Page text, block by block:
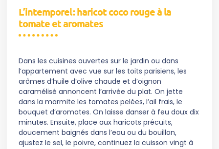
L’intemporel : haricot coco rouge à la
tomate et aromates
Dans les cuisines ouvertes sur le jardin ou dans
l’appartement avec vue sur les toits parisiens, les
arômes d’huile d’olive chaude et d’oignon
caramélisé annoncent l’arrivée du plat. On jette
dans la marmite les tomates pelées, l’ail frais, le
bouquet d’aromates. On laisse danser à feu doux dix
minutes. Ensuite, place aux haricots précuits,
doucement baignés dans l’eau ou du bouillon,
ajustez le sel, le poivre, continuez la cuisson vingt à